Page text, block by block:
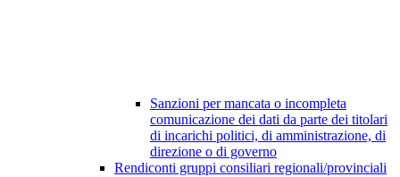
Sanzioni per mancata o incompleta
comunicazione dei dati da parte dei titolari
di incarichi politici, di amministrazione, di
direzione o di governo
Rendiconti gruppi consiliari regionali/provinciali